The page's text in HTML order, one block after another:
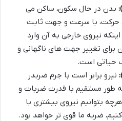
بدن در حال سکون، ساکن می
حرکت، با سرعت و جهت ثابت
نیروی خارجی به آن وارد
برای تغییر جهت های ناگهانی و
حیاتی است.
نیرو برابر است با جرم ضربدر
طور مستقیم با قدرت ضربات و
بتوانیم نیروی بیشتری با
ضربه ما قوی تر خواهد بود.